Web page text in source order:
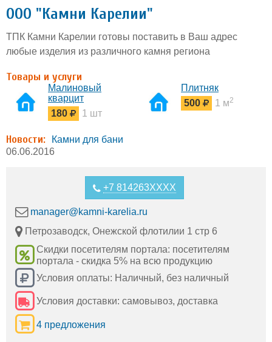
ООО "Камни Карелии"
ТПК Камни Карелии готовы поставить в Ваш адрес
любые изделия из различного камня региона
Товары и услуги
Малиновый
кварцит
180
1 шт
Плитняк
500
1 м2
Новости:
Камни для бани
06.06.2016
+7 814263XXXX
manager@kamni-karelia.ru
Петрозаводск, Онежской флотилии 1 стр 6
Скидки посетителям портала: посетителям
портала - скидка 5% на всю продукцию
Условия оплаты: Наличный, без наличный
Условия доставки: самовывоз, доставка
4 предложения